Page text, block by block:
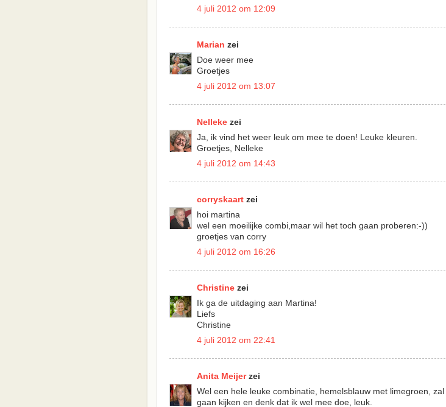
4 juli 2012 om 12:09
Marian zei
Doe weer mee
Groetjes
4 juli 2012 om 13:07
Nelleke zei
Ja, ik vind het weer leuk om mee te doen! Leuke kleuren.
Groetjes, Nelleke
4 juli 2012 om 14:43
corryskaart zei
hoi martina
wel een moeilijke combi,maar wil het toch gaan proberen:-))
groetjes van corry
4 juli 2012 om 16:26
Christine zei
Ik ga de uitdaging aan Martina!
Liefs
Christine
4 juli 2012 om 22:41
Anita Meijerzei
Wel een hele leuke combinatie, hemelsblauw met limegroen, zal
gaan kijken en denk dat ik wel mee doe, leuk.